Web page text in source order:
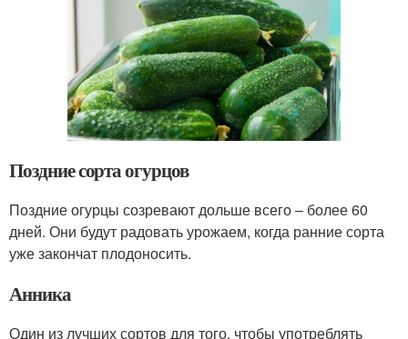
Поздние сорта огурцов
Поздние огурцы созревают дольше всего – более 60
дней. Они будут радовать урожаем, когда ранние сорта
уже закончат плодоносить.
Анника
Один из лучших сортов для того, чтобы употреблять